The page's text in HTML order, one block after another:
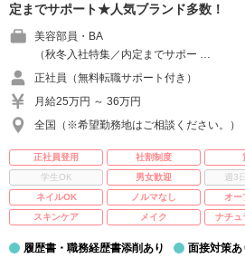
定までサポート★人気ブランド多数！
美容部員・BA
（秋冬入社特集／内定までサポー …
正社員（無料転職サポート付き）
月給25万円 ～ 36万円
全国（※希望勤務地はご相談ください。）
正社員登用 社割制度
学生OK
男女歓迎 週3
ネイルOK
ノルマなし オー
スキンケア
メイク ナチュ
履歴書・職務経歴書添削あり 面接対策あ